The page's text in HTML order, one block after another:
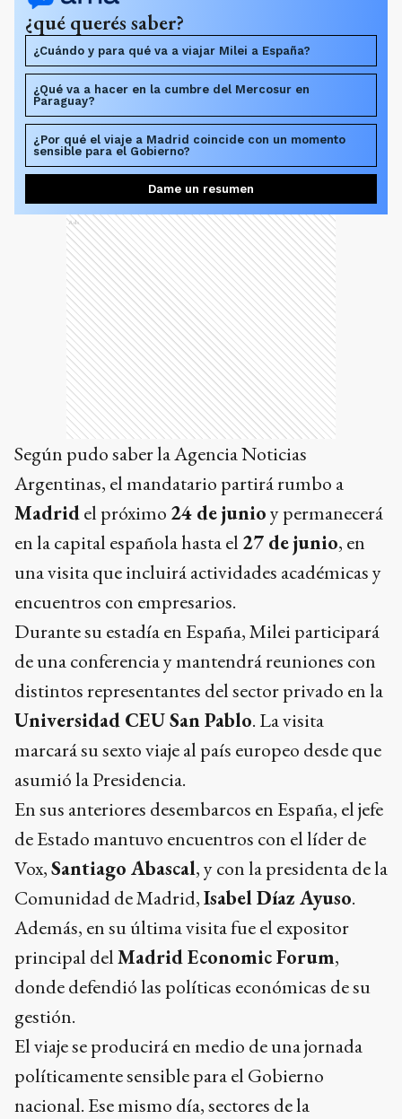
¿qué querés saber?
¿Cuándo y para qué va a viajar Milei a España?
¿Qué va a hacer en la cumbre del Mercosur en
Paraguay?
¿Por qué el viaje a Madrid coincide con un momento
sensible para el Gobierno?
Dame un resumen
Ads
Según pudo saber la Agencia Noticias
Argentinas, el mandatario partirá rumbo a
Madridel próximo 24 de junioy permanecerá
en la capital española hasta el 27 de junio, en
una visita que incluirá actividades académicas y
encuentros con empresarios.
Durante su estadía en España, Milei participará
de una conferencia y mantendrá reuniones con
distintos representantes del sector privado en la
Universidad CEU San Pablo. La visita
marcará su sexto viaje al país europeo desde que
asumió la Presidencia.
En sus anteriores desembarcos en España, el jefe
de Estado mantuvo encuentros con el líder de
Vox,Santiago Abascal, y con la presidenta de la
Comunidad de Madrid,Isabel Díaz Ayuso.
Además, en su última visita fue el expositor
principal delMadrid Economic Forum,
donde defendió las políticas económicas de su
gestión.
El viaje se producirá en medio de una jornada
políticamente sensible para el Gobierno
nacional. Ese mismo día, sectores de la